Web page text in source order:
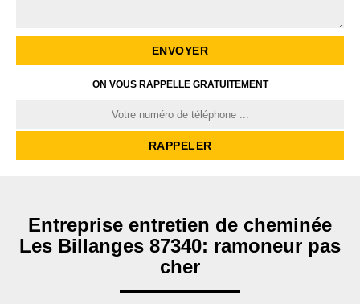
ON VOUS RAPPELLE GRATUITEMENT
Entreprise entretien de cheminée
Les Billanges 87340: ramoneur pas
cher